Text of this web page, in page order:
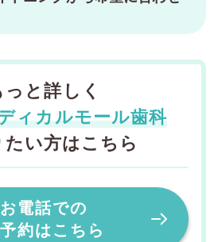
っと詳しく
ィカルモール歯科
たい方はこちら
お電話での
約はこちら